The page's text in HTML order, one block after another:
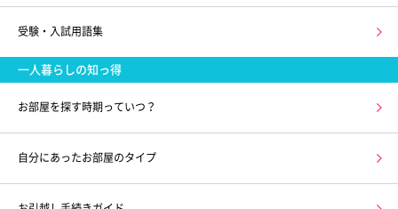
受験・入試用語集
一人暮らしの知っ得
お部屋を探す時期っていつ？
自分にあったお部屋のタイプ